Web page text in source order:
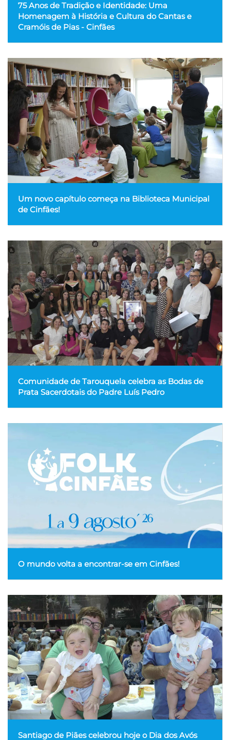
75 Anos de Tradição e Identidade: Uma
Homenagem à História e Cultura do Cantas e
Cramóis de Pias - Cinfães
Um novo capítulo começa na Biblioteca Municipal
de Cinfães!
Comunidade de Tarouquela celebra as Bodas de
Prata Sacerdotais do Padre Luís Pedro
O mundo volta a encontrar-se em Cinfães!
Santiago de Piães celebrou hoje o Dia dos Avós